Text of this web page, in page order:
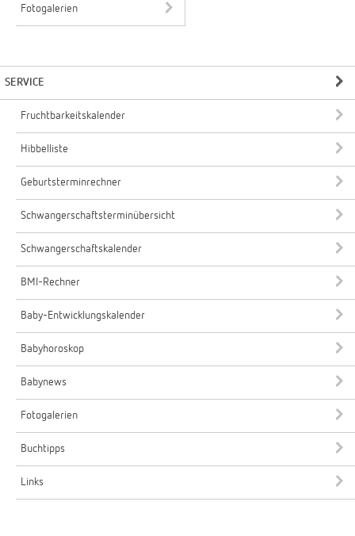
Fotogalerien
SERVICE
Fruchtbarkeitskalender
Hibbelliste
Geburtsterminrechner
Schwangerschaftsterminübersicht
Schwangerschaftskalender
BMI-Rechner
Baby-Entwicklungskalender
Babyhoroskop
Babynews
Fotogalerien
Buchtipps
Links